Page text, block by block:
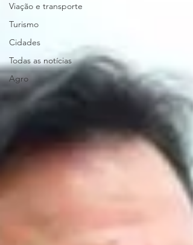
Viação e transporte
Turismo
Cidades
Todas as notícias
Agro